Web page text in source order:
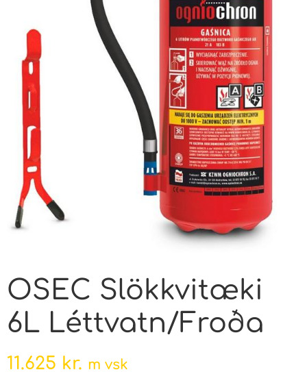
OSEC Slökkvitæki
6L Léttvatn/Froða
11.625 kr. m vsk